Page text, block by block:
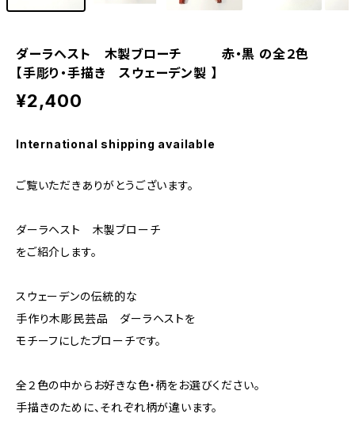
ダーラヘスト 木製ブローチ 赤・黒 の全２色
【手彫り・手描き スウェーデン製 】
¥2,400
International shipping available
ご覧いただきありがとうございます。
ダーラヘスト 木製ブローチ
をご紹介します。
スウェーデンの伝統的な
手作り木彫民芸品 ダーラヘストを
モチーフにしたブローチです。
全２色の中からお好きな色・柄をお選びください。
手描きのために、それぞれ柄が違います。